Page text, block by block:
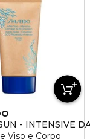
- INTENSIVE
Viso e Corpo